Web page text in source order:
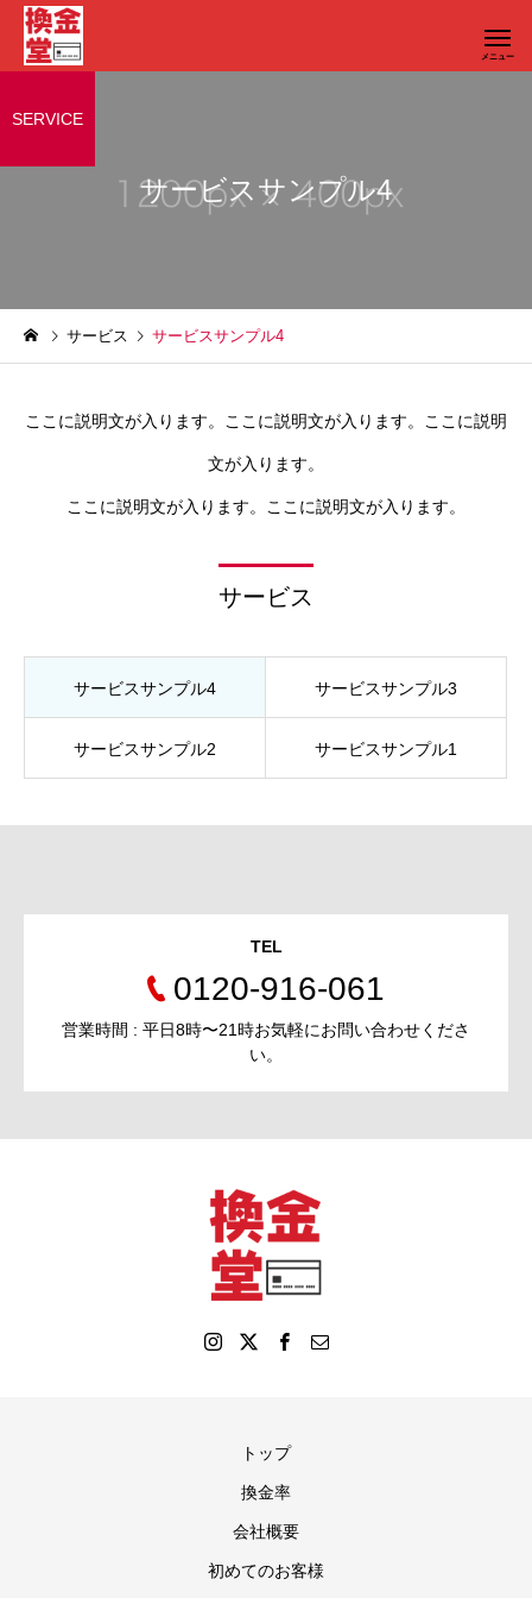
サービスサンプル4
SERVICE
サービス サービスサンプル4
ここに説明文が入ります。ここに説明文が入ります。ここに説明
文が入ります。
ここに説明文が入ります。ここに説明文が入ります。
サービス
サービスサンプル4 サービスサンプル3
サービスサンプル2 サービスサンプル1
TEL
0120-916-061
営業時間 : 平日8時〜21時お気軽にお問い合わせくださ
い。
トップ
換金率
会社概要
初めてのお客様